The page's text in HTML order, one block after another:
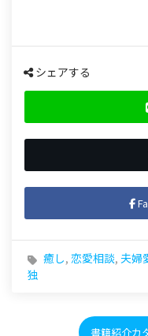
シェアする
癒し, 恋愛相談, 夫婦
独
書籍紹介カ